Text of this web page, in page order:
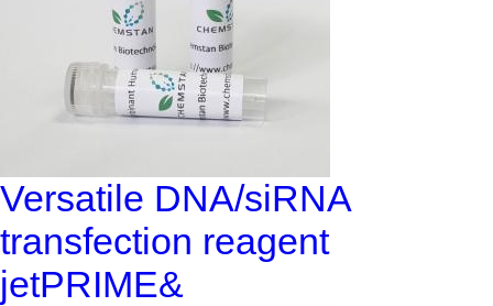
Versatile DNA/siRNA
transfection reagent
jetPRIME&